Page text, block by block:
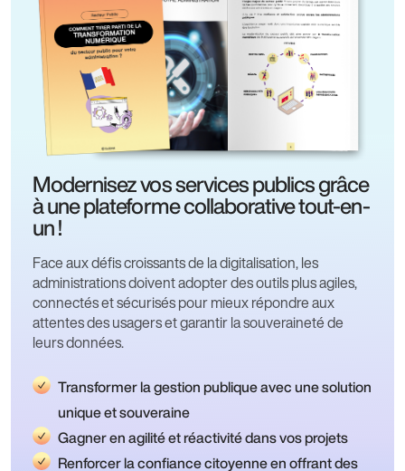
Modernisez vos services publics grâce
à une plateforme collaborative tout-en-
un !
Face aux défis croissants de la digitalisation, les
administrations doivent adopter des outils plus agiles,
connectés et sécurisés pour mieux répondre aux
attentes des usagers et garantir la souveraineté de
leurs données.
Transformer la gestion publique avec une solution
unique et souveraine
Gagner en agilité et réactivité dans vos projets
Renforcer la confiance citoyenne en offrant des